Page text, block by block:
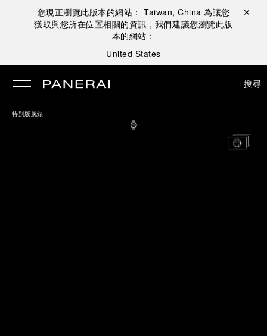
您現正瀏覽此版本的網站： Taiwan, China 為讓您
獲取與您所在位置相關的資訊，我們建議您瀏覽此版
本的網站：
United States
關閉 ✕
搜尋
特別版腕錶